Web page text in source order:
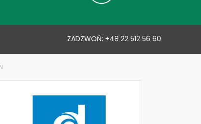
ZADZWOŃ: +48 22 512 56 60